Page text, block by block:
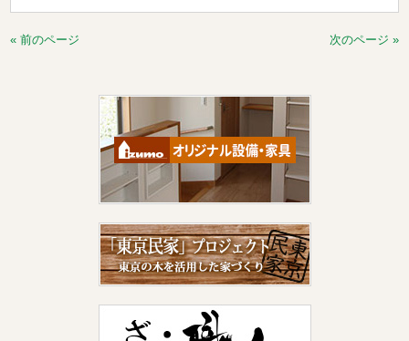
« 前のページ 次のページ »